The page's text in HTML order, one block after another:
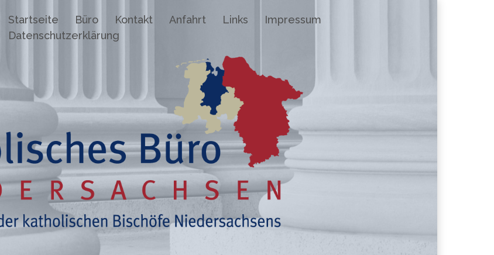
Startseite Büro Kontakt Anfahrt Links
Impressum
Datenschutzerklärung